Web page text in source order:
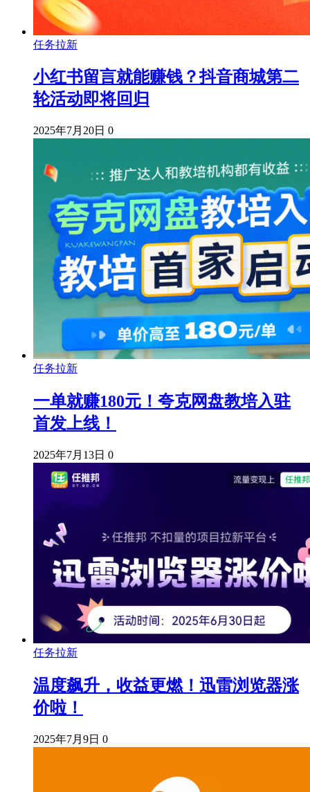
任务拉新
小红书留言就能赚钱？抖音商城第二
轮活动即将回归
2025年7月20日 0
任务拉新
一单就赚180元！夸克网盘教培入驻
首发上线！
2025年7月13日 0
任务拉新
温度飙升，收益更燃！迅雷浏览器涨
价啦！
2025年7月9日 0